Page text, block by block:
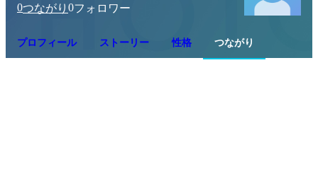
0つながり 0フォロワー
プロフィール ストーリー 性格 つながり